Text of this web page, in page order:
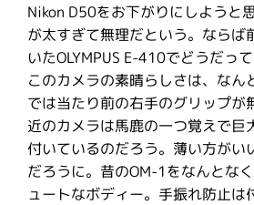
Nikon D50をお下がりにしようと
が太すぎて無理だという。ならば
いたOLYMPUS E-410でどうだっ
このカメラの素晴らしさは、なん
では当たり前の右手のグリップが
近のカメラは馬鹿の一つ覚えで巨
付いているのだろう。薄い方がい
だろうに。昔のOM-1をなんとな
ュートなボディー。手振れ防止は